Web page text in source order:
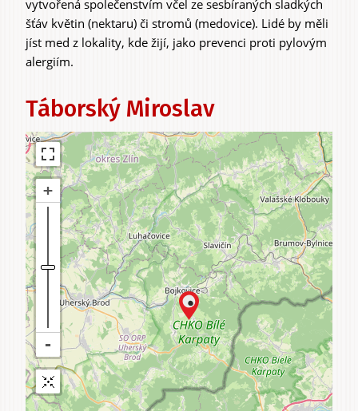
Zážitky
a agroturistika
vytvořená společenstvím včel ze sesbíraných sladkých
šťáv květin (nektaru) či stromů (medovice). Lidé by měli
jíst med z lokality, kde žijí, jako prevenci proti pylovým
alergiím.
Táborský Miroslav